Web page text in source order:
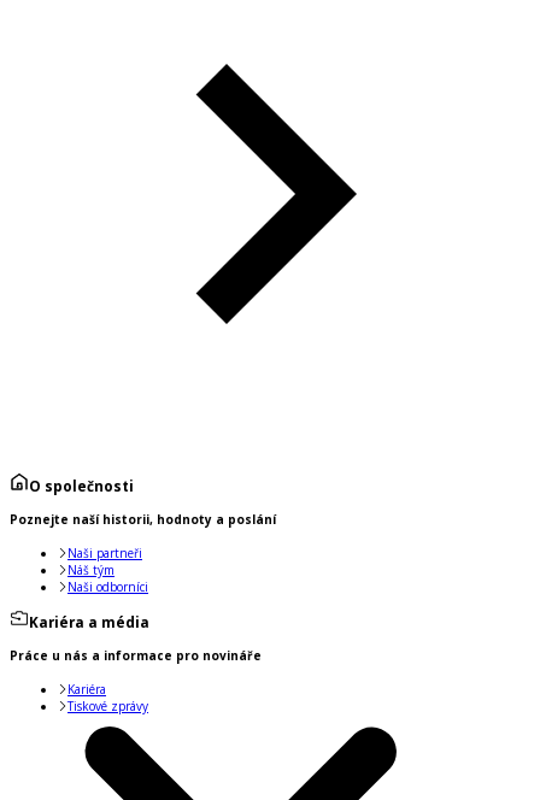
O společnosti
Poznejte naší historii, hodnoty a poslání
Naši partneři
Náš tým
Naši odborníci
Kariéra a média
Práce u nás a informace pro novináře
Kariéra
Tiskové zprávy